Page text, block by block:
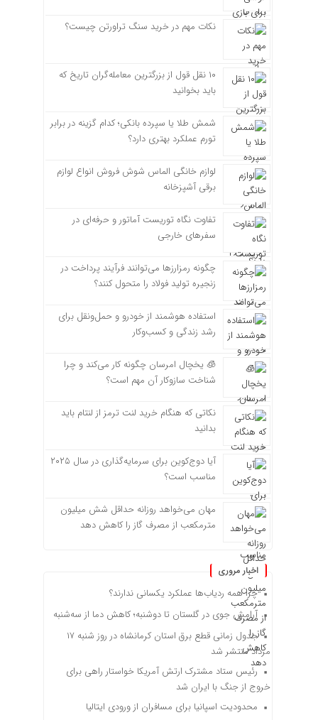
نکات مهم در خرید سنگ تراورتن چیست؟
۱۰ نقل قول از بزرگترین معامله‌گران تاریخ که
باید بخوانید
شمش طلا یا سپرده بانکی؛ کدام گزینه در برابر
تورم عملکرد بهتری دارد؟
لوازم خانگی الماس شوش فروش انواع لوازم
برقی آشپزخانه
تفاوت نگاه توریست آماتور و حرفه‌ای در
سفرهای خارجی
چگونه رمزارزها می‌توانند فرآیند پرداخت در
زنجیره تولید فولاد را متحول کنند؟
استفاده هوشمند از خودرو و حمل‌ونقل برای
رشد زندگی و کسب‌وکار
🧊 یخچال امرسان چگونه کار می‌کند و چرا
شناخت سازوکار آن مهم است؟
نکاتی که هنگام خرید لنت ترمز از لنتام باید
بدانید
آیا دوج‌کوین برای سرمایه‌گذاری در سال ۲۰۲۵
مناسب است؟
مهان می‌خواهد روزانه حداقل شش میلیون
مترمکعب از مصرف گاز را کاهش دهد
اخبار مروری
چرا همه ردیاب‌ها عملکرد یکسانی ندارند؟
آرامش جوی در گلستان تا دوشنبه؛ کاهش دما از سه‌شنبه
جدول زمانی قطع برق استان کرمانشاه در روز شنبه ۱۷
مرداد منتشر شد
رئیس ستاد مشترک ارتش آمریکا خواستار راهی برای
خروج از جنگ با ایران شد
محدودیت اسپانیا برای مسافران از ورودی ایتالیا